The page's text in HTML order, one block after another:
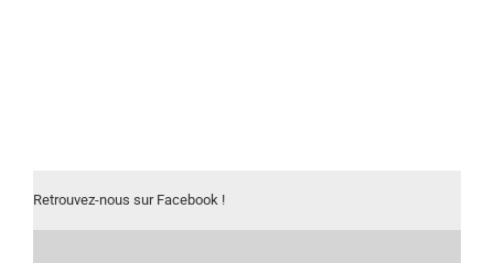
Retrouvez-nous sur Facebook !